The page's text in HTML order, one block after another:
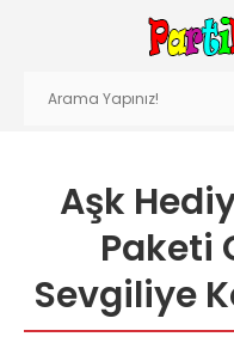
Aşk
Paketi
Sevgiliye